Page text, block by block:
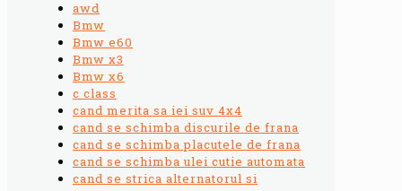
awd
Bmw
Bmw e60
Bmw x3
Bmw x6
c class
cand merita sa iei suv 4x4
cand se schimba discurile de frana
cand se schimba placutele de frana
cand se schimba ulei cutie automata
cand se strica alternatorul si